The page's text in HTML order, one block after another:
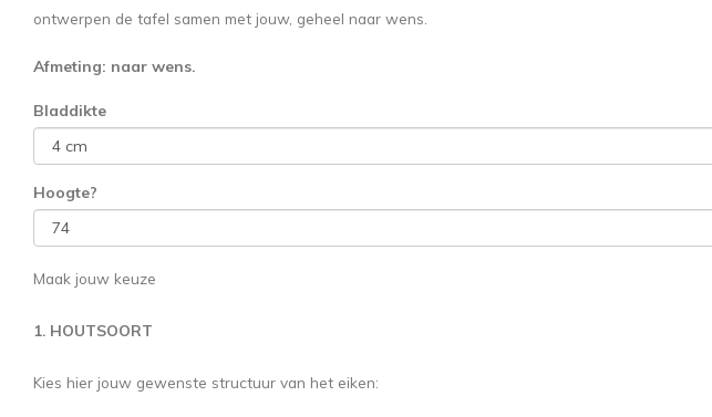
ontwerpen de tafel samen met jouw, geheel naar wens.
Afmeting: naar wens.
Bladdikte
Hoogte?
Maak jouw keuze
1. HOUTSOORT
Kies hier jouw gewenste structuur van het eiken: